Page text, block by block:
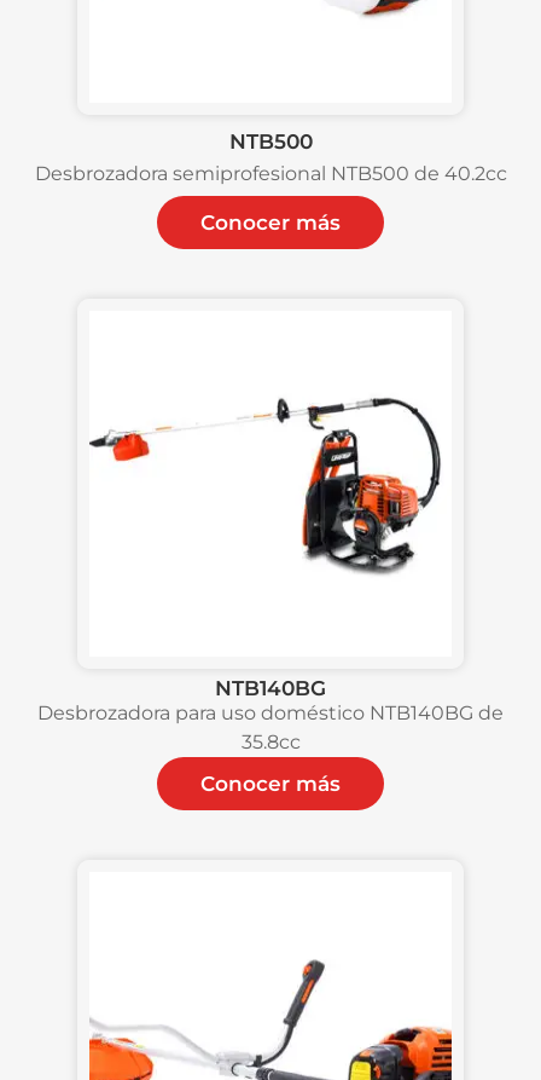
NTB500
Desbrozadora semiprofesional NTB500 de 40.2cc
Conocer más
NTB140BG
Desbrozadora para uso doméstico NTB140BG de
35.8cc
Conocer más